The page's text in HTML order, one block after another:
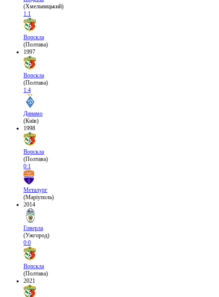
(Хмельницький)
1:1
Ворскла
(Полтава)
1997
Ворскла
(Полтава)
1:4
Динамо
(Київ)
1998
Ворскла
(Полтава)
0:1
Металург
(Маріуполь)
2014
Говерла
(Ужгород)
0:0
Ворскла
(Полтава)
2021